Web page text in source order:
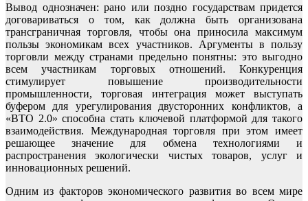
Вывод однозначен: рано или поздно государствам придется
договариваться о том, как должна быть организована
трансграничная торговля, чтобы она приносила максимум
пользы экономикам всех участников. Аргументы в пользу
торговли между странами предельно понятны: это выгодно
всем участникам торговых отношений. Конкуренция
стимулирует повышение производительности
промышленности, торговая интеграция может выступать
буфером для урегулирования двусторонних конфликтов, а
«ВТО 2.0» способна стать ключевой платформой для такого
взаимодействия. Международная торговля при этом имеет
решающее значение для обмена технологиями и
распространения экологически чистых товаров, услуг и
инновационных решений.
Одним из факторов экономического развития во всем мире